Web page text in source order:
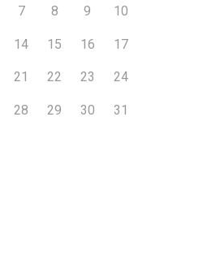
7 8 9 10
14 15 16 17
21 22 23 24
28 29 30 31